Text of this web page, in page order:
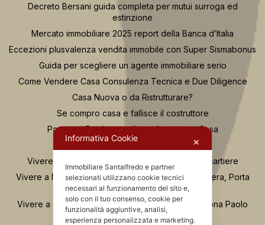
Decreto Bersani guida completa per mutui surroga ed
estinzione
Mercato immobiliare 2025 report della Banca d’Italia
Eccezioni plusvalenza vendita immobile con Super Sismabonus
Guida per scegliere un agente immobiliare serio
Come Vendere Casa Consulenza Tecnica e Due Diligence
Casa Nuova o da Ristrutturare?
Se compro casa e fallisce il costruttore
Passaggi Fondamentali per Acquistare Casa
Osservatorio Valutazioni Santalfredo
Vivere in zona Buenos Aires Milano: guida al quartiere
Vivere a Moscova Milano: guida al quartiere tra Brera, Porta
Nuova e Parco Sempione
Vivere a Chinatown Milano: guida completa alla zona Paolo
Sarpi
Informativa Cookie ✕
Immobiliare Santalfredo e partner
selezionati utilizzano cookie tecnici
necessari al funzionamento del sito e,
solo con il tuo consenso, cookie per
funzionalità aggiuntive, analisi,
esperienza personalizzata e marketing.